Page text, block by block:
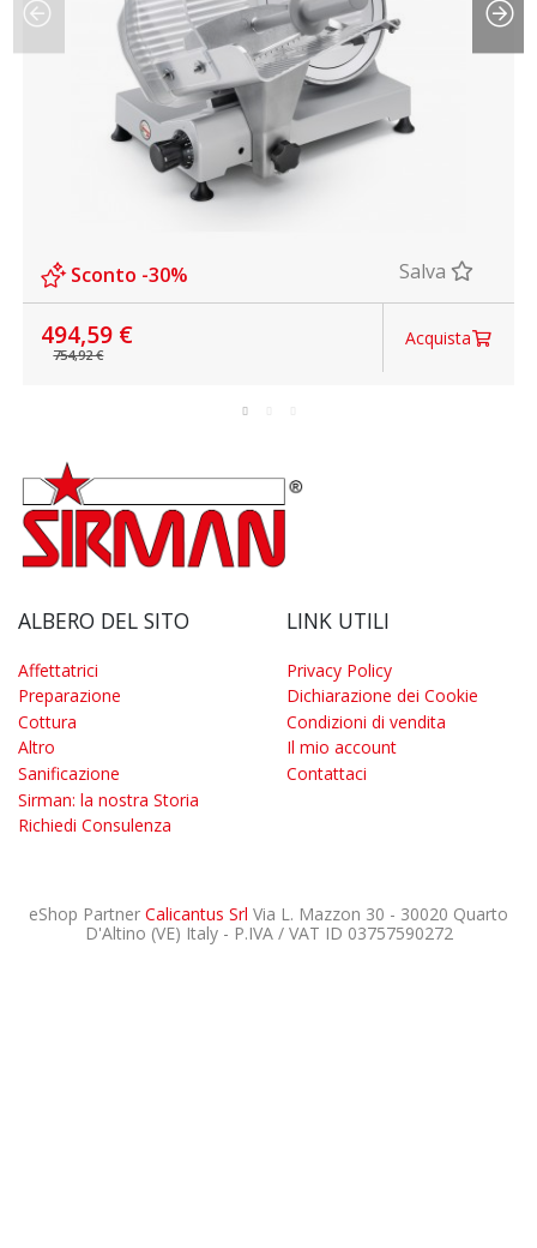
Sconto -30% Salva
494,59 €
754,92 €
Acquista
ALBERO DEL SITO
Affettatrici
Preparazione
Cottura
Altro
Sanificazione
Sirman: la nostra Storia
Richiedi Consulenza
LINK UTILI
Privacy Policy
Dichiarazione dei Cookie
Condizioni di vendita
Il mio account
Contattaci
eShop Partner Calicantus Srl Via L. Mazzon 30 - 30020 Quarto
D'Altino (VE) Italy - P.IVA / VAT ID 03757590272